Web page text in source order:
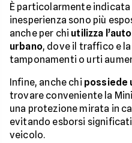
È particolarmente indicata
inesperienza sono più
anche per chi utilizza
urbano, dove il traffico e
tamponamenti o urti
Infine, anche chi possiede
trovare conveniente la
una protezione mirata in
evitando esborsi
veicolo.